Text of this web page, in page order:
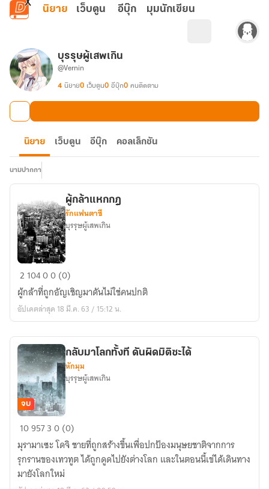
ข้ามไปยังเนื้อหาหลัก
นิยาย เว็บตูน อีบุ๊ก มุมนักเขียน
บุรรุษผู้เสพเกิน
@Vernin
4 นิยาย0 เว็บตูน0 อีบุ๊ก0 คนติดตาม
นิยาย เว็บตูน อีบุ๊ก คอลเล็กชัน
นามปากกา
ผู้
กล้า
แหก
กฎ
ผู้กล้าแหกกฎ
รักแฟนตาซี
บุรรุษผู้เสพเกิน
2 10400 (0)
ผู้กล้าที่ถูกอัญเชิญมาดันไม่ใช่คนปกติ
อัปเดตล่าสุด 18 มี.ค. 63 / 15:12 น.
กลับ
โลก
ทั้งที
ดัน
จบ
กลับมาโลกทั้งที ดันผิดมิติซะได้
หักมุม
บุรรุษผู้เสพเกิน
1095730 (0)
มุรามาเซะ โดจิ ชายที่ถูกสร้างขึ้นเพื่อปกป้องมนุษยชาติจากการ
รุกรานของเทวทูต ได้ถูกดูดไปยังต่างโลก และในตอนนี้เข่ได้เดินทาง
มายังโลกใหม่